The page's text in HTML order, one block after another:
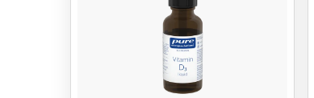
Nahrungsergänzungsmittel stellen keinen
ausgewogene Ernährung und gesunde
Verzehrmenge nicht überschreiten.
und trocken lagern.